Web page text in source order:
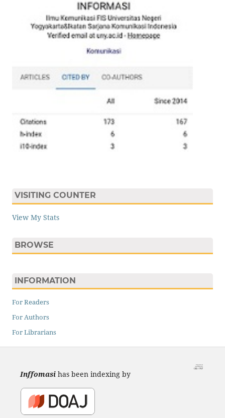
VISITING COUNTER
View My Stats
BROWSE
INFORMATION
For Readers
For Authors
For Librarians
Inffomasihas been indexing by